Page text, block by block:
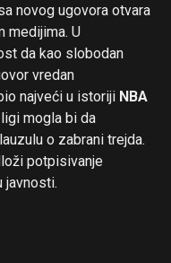
novog ugovora otvara
medijima. U
da kao slobodan
vredan
najveći u istoriji NBA
mogla bi da
o zabrani trejda.
potpisivanje
javnosti.